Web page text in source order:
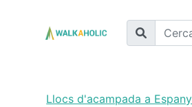
Llocs d'acampada a